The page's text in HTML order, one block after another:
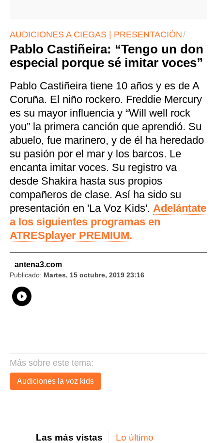
AUDICIONES A CIEGAS | PRESENTACIÓN
Pablo Castiñeira: “Tengo un don
especial porque sé imitar voces”
Pablo Castiñeira tiene 10 años y es de A
Coruña. El niño rockero. Freddie Mercury
es su mayor influencia y “Will well rock
you” la primera canción que aprendió. Su
abuelo, fue marinero, y de él ha heredado
su pasión por el mar y los barcos. Le
encanta imitar voces. Su registro va
desde Shakira hasta sus propios
compañeros de clase. Así ha sido su
presentación en 'La Voz Kids'. Adelántate
a los siguientes programas en
ATRESplayer PREMIUM.
antena3.com
Publicado: Martes, 15 octubre, 2019 23:16
Whatsapp
Compartir
Más sobre este tema:
Audiciones la voz kids
Las más vistas Lo último